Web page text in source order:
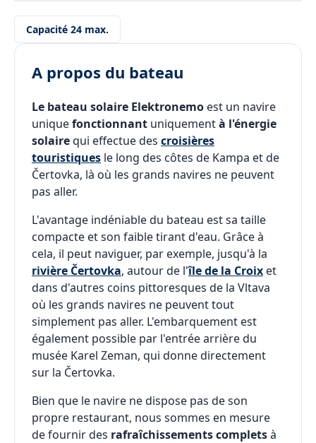
Capacité 24 max.
A propos du bateau
Le bateau solaire Elektronemo est un navire
uniquefonctionnant uniquementà l'énergie
solairequi effectue des croisières
touristiques le long des côtes de Kampa et de
Čertovka, là où les grands navires ne peuvent
pas aller.
L'avantage indéniable du bateau est sa taille
compacte et son faible tirant d'eau. Grâce à
cela, il peut naviguer, par exemple, jusqu'à la
rivière Čertovka, autour de l'île de la Croix et
dans d'autres coins pittoresques de la Vltava
où les grands navires ne peuvent tout
simplement pas aller. L'embarquement est
également possible par l'entrée arrière du
musée Karel Zeman, qui donne directement
sur la Čertovka.
Bien que le navire ne dispose pas de son
propre restaurant, nous sommes en mesure
de fournir des rafraîchissements completsà